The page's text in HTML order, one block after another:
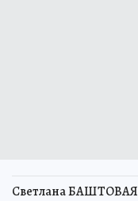
Светлана БАШТОВАЯ